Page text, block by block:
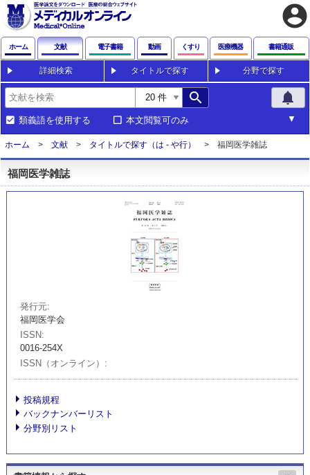
account_circle
ホーム 文献 電子書籍 動画 くすり 医療機器 書籍通販
詳細検索 タイトルで探す 分野で探す
search notifications
類義語を使用する 本文閲覧可のみ
ホーム 文献 タイトルで探す（は - や行） 福岡医学雑誌
福岡医学雑誌
発行元
福岡医学会
ISSN
0016-254X
ISSN（オンライン）
投稿規程
バックナンバーリスト
分野別リスト